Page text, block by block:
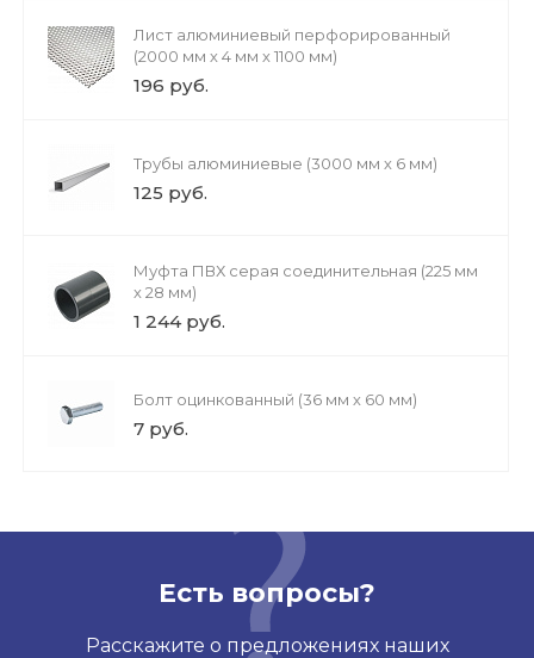
Лист алюминиевый перфорированный
(2000 мм х 4 мм х 1100 мм)
196 руб.
Трубы алюминиевые (3000 мм х 6 мм)
125 руб.
Муфта ПВХ серая соединительная (225 мм
х 28 мм)
1 244 руб.
Болт оцинкованный (36 мм х 60 мм)
7 руб.
Есть вопросы?
Расскажите о предложениях наших